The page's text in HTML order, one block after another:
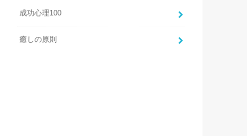
成功心理100
癒しの原則